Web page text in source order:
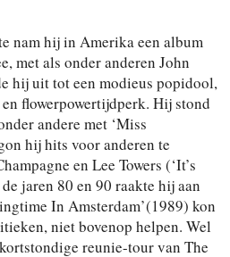
nam hij in Amerika een album
met als onder anderen John
hij uit tot een modieus popidool,
flowerpowertijdperk. Hij stond
andere met ‘Miss
hij hits voor anderen te
en Lee Towers (‘It’s
jaren 80 en 90 raakte hij aan
In Amsterdam’(1989) kon
niet bovenop helpen. Wel
reunie-tour van The